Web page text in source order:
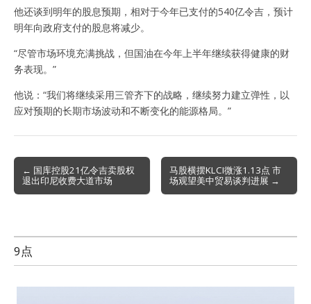
他还谈到明年的股息预期，相对于今年已支付的540亿令吉，预计
明年向政府支付的股息将减少。
“尽管市场环境充满挑战，但国油在今年上半年继续获得健康的财
务表现。”
他说：“我们将继续采用三管齐下的战略，继续努力建立弹性，以
应对预期的长期市场波动和不断变化的能源格局。”
Post
navigation
← 国库控股21亿令吉卖股权
退出印尼收费大道市场
马股横摆KLCI微涨1.13点 市
场观望美中贸易谈判进展 →
9点